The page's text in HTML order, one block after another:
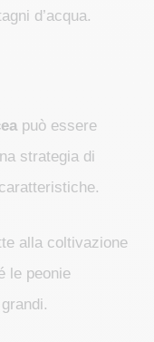
d’acqua.
può essere
strategia di
alla coltivazione
le peonie